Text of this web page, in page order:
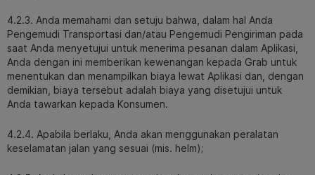
4.2.3. Anda memahami dan setuju bahwa, dalam hal Anda
Pengemudi Transportasi dan/atau Pengemudi Pengiriman pada
saat Anda menyetujui untuk menerima pesanan dalam Aplikasi,
Anda dengan ini memberikan kewenangan kepada Grab untuk
menentukan dan menampilkan biaya lewat Aplikasi dan, dengan
demikian, biaya tersebut adalah biaya yang disetujui untuk
Anda tawarkan kepada Konsumen.
4.2.4. Apabila berlaku, Anda akan menggunakan peralatan
keselamatan jalan yang sesuai (mis. helm);